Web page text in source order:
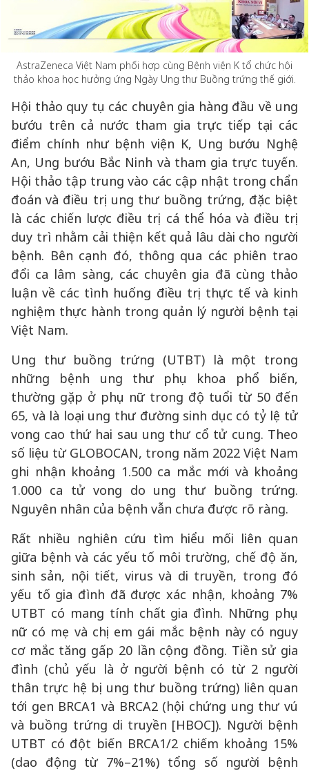
AstraZeneca Việt Nam phối hợp cùng Bệnh viện K tổ chức hội
thảo khoa học hưởng ứng Ngày Ung thư Buồng trứng thế giới.
Hội thảo quy tụ các chuyên gia hàng đầu về ung
bướu trên cả nước tham gia trực tiếp tại các
điểm chính như bệnh viện K, Ung bướu Nghệ
An, Ung bướu Bắc Ninh và tham gia trực tuyến.
Hội thảo tập trung vào các cập nhật trong chẩn
đoán và điều trị ung thư buồng trứng, đặc biệt
là các chiến lược điều trị cá thể hóa và điều trị
duy trì nhằm cải thiện kết quả lâu dài cho người
bệnh. Bên cạnh đó, thông qua các phiên trao
đổi ca lâm sàng, các chuyên gia đã cùng thảo
luận về các tình huống điều trị thực tế và kinh
nghiệm thực hành trong quản lý người bệnh tại
Việt Nam.
Ung thư buồng trứng (UTBT) là một trong
những bệnh ung thư phụ khoa phổ biến,
thường gặp ở phụ nữ trong độ tuổi từ 50 đến
65, và là loại ung thư đường sinh dục có tỷ lệ tử
vong cao thứ hai sau ung thư cổ tử cung. Theo
số liệu từ GLOBOCAN, trong năm 2022 Việt Nam
ghi nhận khoảng 1.500 ca mắc mới và khoảng
1.000 ca tử vong do ung thư buồng trứng.
Nguyên nhân của bệnh vẫn chưa được rõ ràng.
Rất nhiều nghiên cứu tìm hiểu mối liên quan
giữa bệnh và các yếu tố môi trường, chế độ ăn,
sinh sản, nội tiết, virus và di truyền, trong đó
yếu tố gia đình đã được xác nhận, khoảng 7%
UTBT có mang tính chất gia đình. Những phụ
nữ có mẹ và chị em gái mắc bệnh này có nguy
cơ mắc tăng gấp 20 lần cộng đồng. Tiền sử gia
đình (chủ yếu là ở người bệnh có từ 2 người
thân trực hệ bị ung thư buồng trứng) liên quan
tới gen BRCA1 và BRCA2 (hội chứng ung thư vú
và buồng trứng di truyền [HBOC]). Người bệnh
UTBT có đột biến BRCA1/2 chiếm khoảng 15%
(dao động từ 7%–21%) tổng số người bệnh